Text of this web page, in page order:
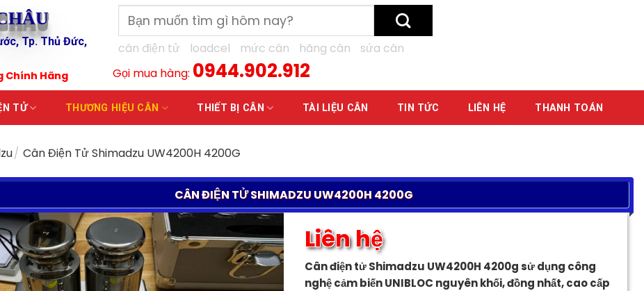
Tp. Thủ Đức,
Chính Hãng
Tìm
kiếm:
cân điện tử
loadcel mức cân hãng cân
sứa cân
Gọi mua hàng: 0944.902.912
TỬ THƯƠNG HIỆU CÂN THIẾT BỊ CÂN TÀI LIỆU CÂN TIN TỨC LIÊN HỆ THANH TOÁN
/ Cân Điện Tử Shimadzu UW4200H 4200G
CÂN ĐIỆN TỬ SHIMADZU UW4200H 4200G
Liên hệ
Cân điện tử Shimadzu UW4200H 4200g sử dụng công
nghệ cảm biến UNIBLOC nguyên khối, đồng nhất, cao cấp